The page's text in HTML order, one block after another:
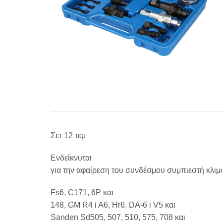
Σετ 12 τεμ
Ενδείκνυται
για την αφαίρεση του συνδέσμου συμπιεστή
Fs6, C171, 6P και
148, GM R4 i A6, Hr6, DA-6 i V5 και
Sanden Sd505, 507, 510, 575, 708 και